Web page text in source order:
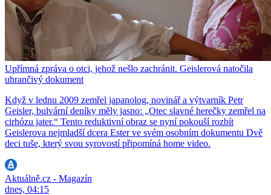
Upřímná zpráva o otci, jehož nešlo zachránit. Geislerová natočila
uhrančivý dokument
Když v lednu 2009 zemřel japanolog, novinář a výtvarník Petr
Geisler, bulvární deníky měly jasno: „Otec slavné herečky zemřel na
cirhózu jater.“ Tento reduktivní obraz se nyní pokouší rozbít
Geislerova nejmladší dcera Ester ve svém osobním dokumentu Dvě
deci tuše, který svou syrovostí připomíná home video.
Aktuálně.cz - Magazín
dnes, 04:15